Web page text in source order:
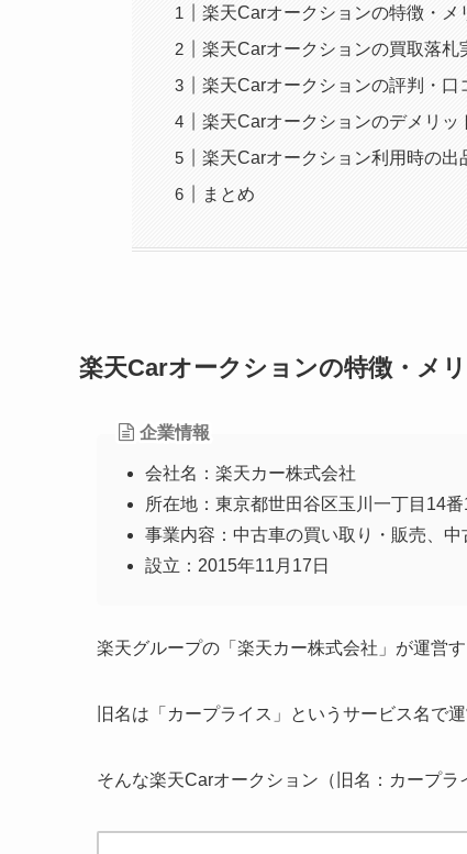
楽天Carオークションの特徴・メ
楽天Carオークションの買取落札
楽天Carオークションの評判・口
楽天Carオークションのデメリッ
楽天Carオークション利用時の
まとめ
楽天Carオークションの特徴・メ
企業情報
会社名：楽天カー株式会社
所在地：東京都世田谷区玉川一丁目14
事業内容：中古車の買い取り・販売、
設立：2015年11月17日
楽天グループの「楽天カー株式会社」が運営
旧名は「カープライス」というサービス名で
そんな楽天Carオークション（旧名：カープラ